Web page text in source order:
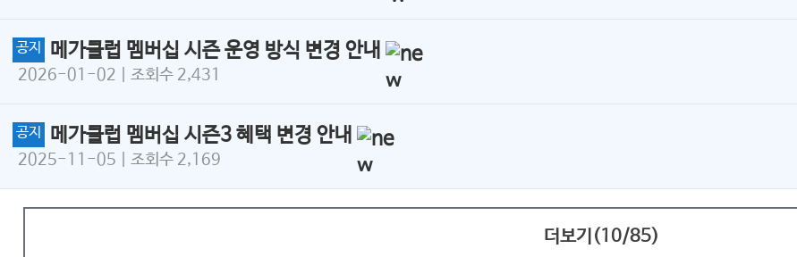
공지 메가클럽 멤버십 시즌 운영 방식 변경 안내
2026-01-02 | 조회수 2,431
공지 메가클럽 멤버십 시즌3 혜택 변경 안내
2025-11-05 | 조회수 2,169
더보기(10/85)